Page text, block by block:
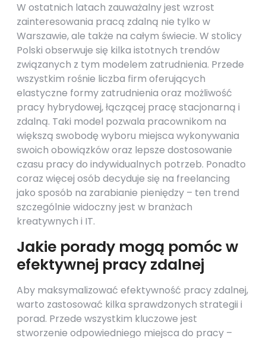
W ostatnich latach zauważalny jest wzrost
zainteresowania pracą zdalną nie tylko w
Warszawie, ale także na całym świecie. W stolicy
Polski obserwuje się kilka istotnych trendów
związanych z tym modelem zatrudnienia. Przede
wszystkim rośnie liczba firm oferujących
elastyczne formy zatrudnienia oraz możliwość
pracy hybrydowej, łączącej pracę stacjonarną i
zdalną. Taki model pozwala pracownikom na
większą swobodę wyboru miejsca wykonywania
swoich obowiązków oraz lepsze dostosowanie
czasu pracy do indywidualnych potrzeb. Ponadto
coraz więcej osób decyduje się na freelancing
jako sposób na zarabianie pieniędzy – ten trend
szczególnie widoczny jest w branżach
kreatywnych i IT.
Jakie porady mogą pomóc w
efektywnej pracy zdalnej
Aby maksymalizować efektywność pracy zdalnej,
warto zastosować kilka sprawdzonych strategii i
porad. Przede wszystkim kluczowe jest
stworzenie odpowiedniego miejsca do pracy –